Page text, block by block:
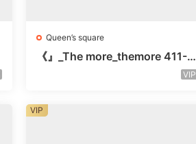
Queen’s square
《』_The more_themore 411-未
VIP
VIP